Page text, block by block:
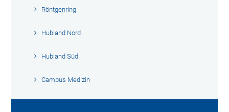
Röntgenring
Hubland Nord
Hubland Süd
Campus Medizin